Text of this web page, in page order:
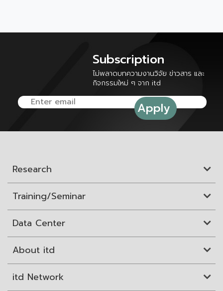
Subscription
ไม่พลาดบทความงานวิจัย ข่าวสาร และ
กิจกรรมใหม่ ๆ จาก itd
Research
Training/Seminar
Data Center
About itd
itd Network